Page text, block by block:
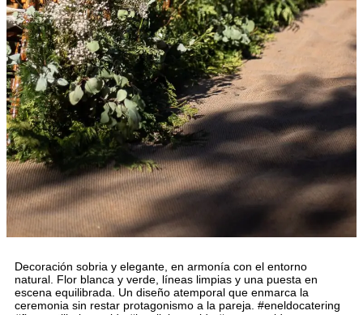
Decoración sobria y elegante, en armonía con el entorno
natural. Flor blanca y verde, líneas limpias y una puesta en
escena equilibrada. Un diseño atemporal que enmarca la
ceremonia sin restar protagonismo a la pareja. #eneldocatering